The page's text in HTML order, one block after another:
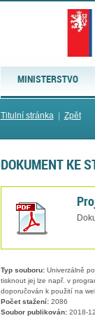
MINISTERSTVO
Titulní stránka| Zpět
DOKUMENT KE
Typ souboru:Univerzálně
tisknout jej lze např. v
doporučován k použití na
Počet stažení:2086
Soubor publikován:2018-